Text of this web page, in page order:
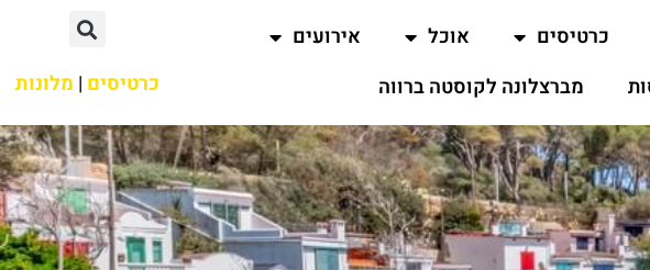
כרטיסים אוכל
אירועים
מברצלונה לקוסטה ברווה כרטיסים | מלונות